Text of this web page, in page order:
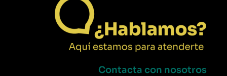
Contacta con nosotros